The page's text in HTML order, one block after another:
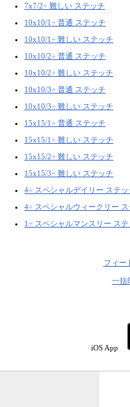
7x7/2÷ 難しい ステッチ
10x10/1÷ 普通 ステッチ
10x10/1÷ 難しい ステッチ
10x10/2÷ 普通 ステッチ
10x10/2÷ 難しい ステッチ
10x10/3÷ 普通 ステッチ
10x10/3÷ 難しい ステッチ
15x15/1÷ 普通 ステッチ
15x15/1÷ 難しい ステッチ
15x15/2÷ 難しい ステッチ
15x15/3÷ 難しい ステッチ
4÷ スペシャルデイリー ステッ
4÷ スペシャルウィークリー ス
1÷ スペシャルマンスリー ステ
フィー
一括
iOS App